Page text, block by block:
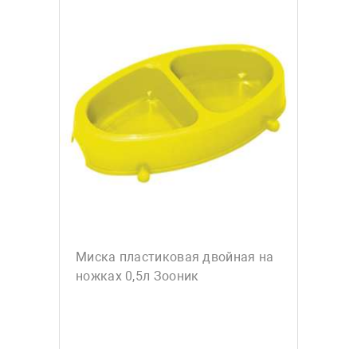
Миска пластиковая двойная на
ножках 0,5л Зооник